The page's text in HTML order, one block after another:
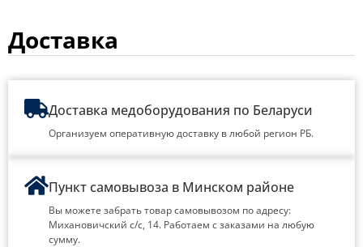
Доставка
Доставка медоборудования по Беларуси
Организуем оперативную доставку в любой регион РБ.
Пункт самовывоза в Минском районе
Вы можете забрать товар самовывозом по адресу:
Михановичский с/с, 14. Работаем с заказами на любую
сумму.